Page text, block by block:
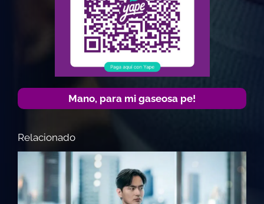
Mano, para mi gaseosa pe!
Relacionado